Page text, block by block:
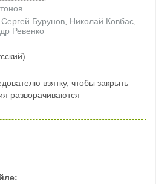
Сергей Бурунов Николай Ковбас
Ревенко
.....................................
взятку, чтобы закрыть
разворачиваются